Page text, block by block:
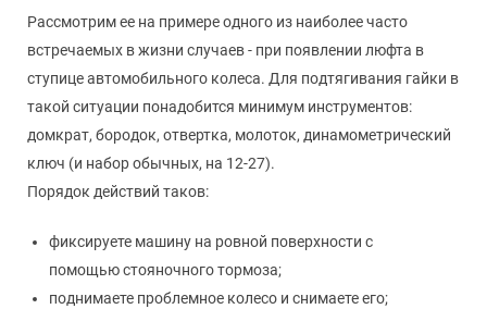
Рассмотрим ее на примере одного из наиболее часто
встречаемых в жизни случаев - при появлении люфта в
ступице автомобильного колеса. Для подтягивания гайки в
такой ситуации понадобится минимум инструментов:
домкрат, бородок, отвертка, молоток, динамометрический
ключ (и набор обычных, на 12-27).
Порядок действий таков:
фиксируете машину на ровной поверхности с
помощью стояночного тормоза;
поднимаете проблемное колесо и снимаете его;